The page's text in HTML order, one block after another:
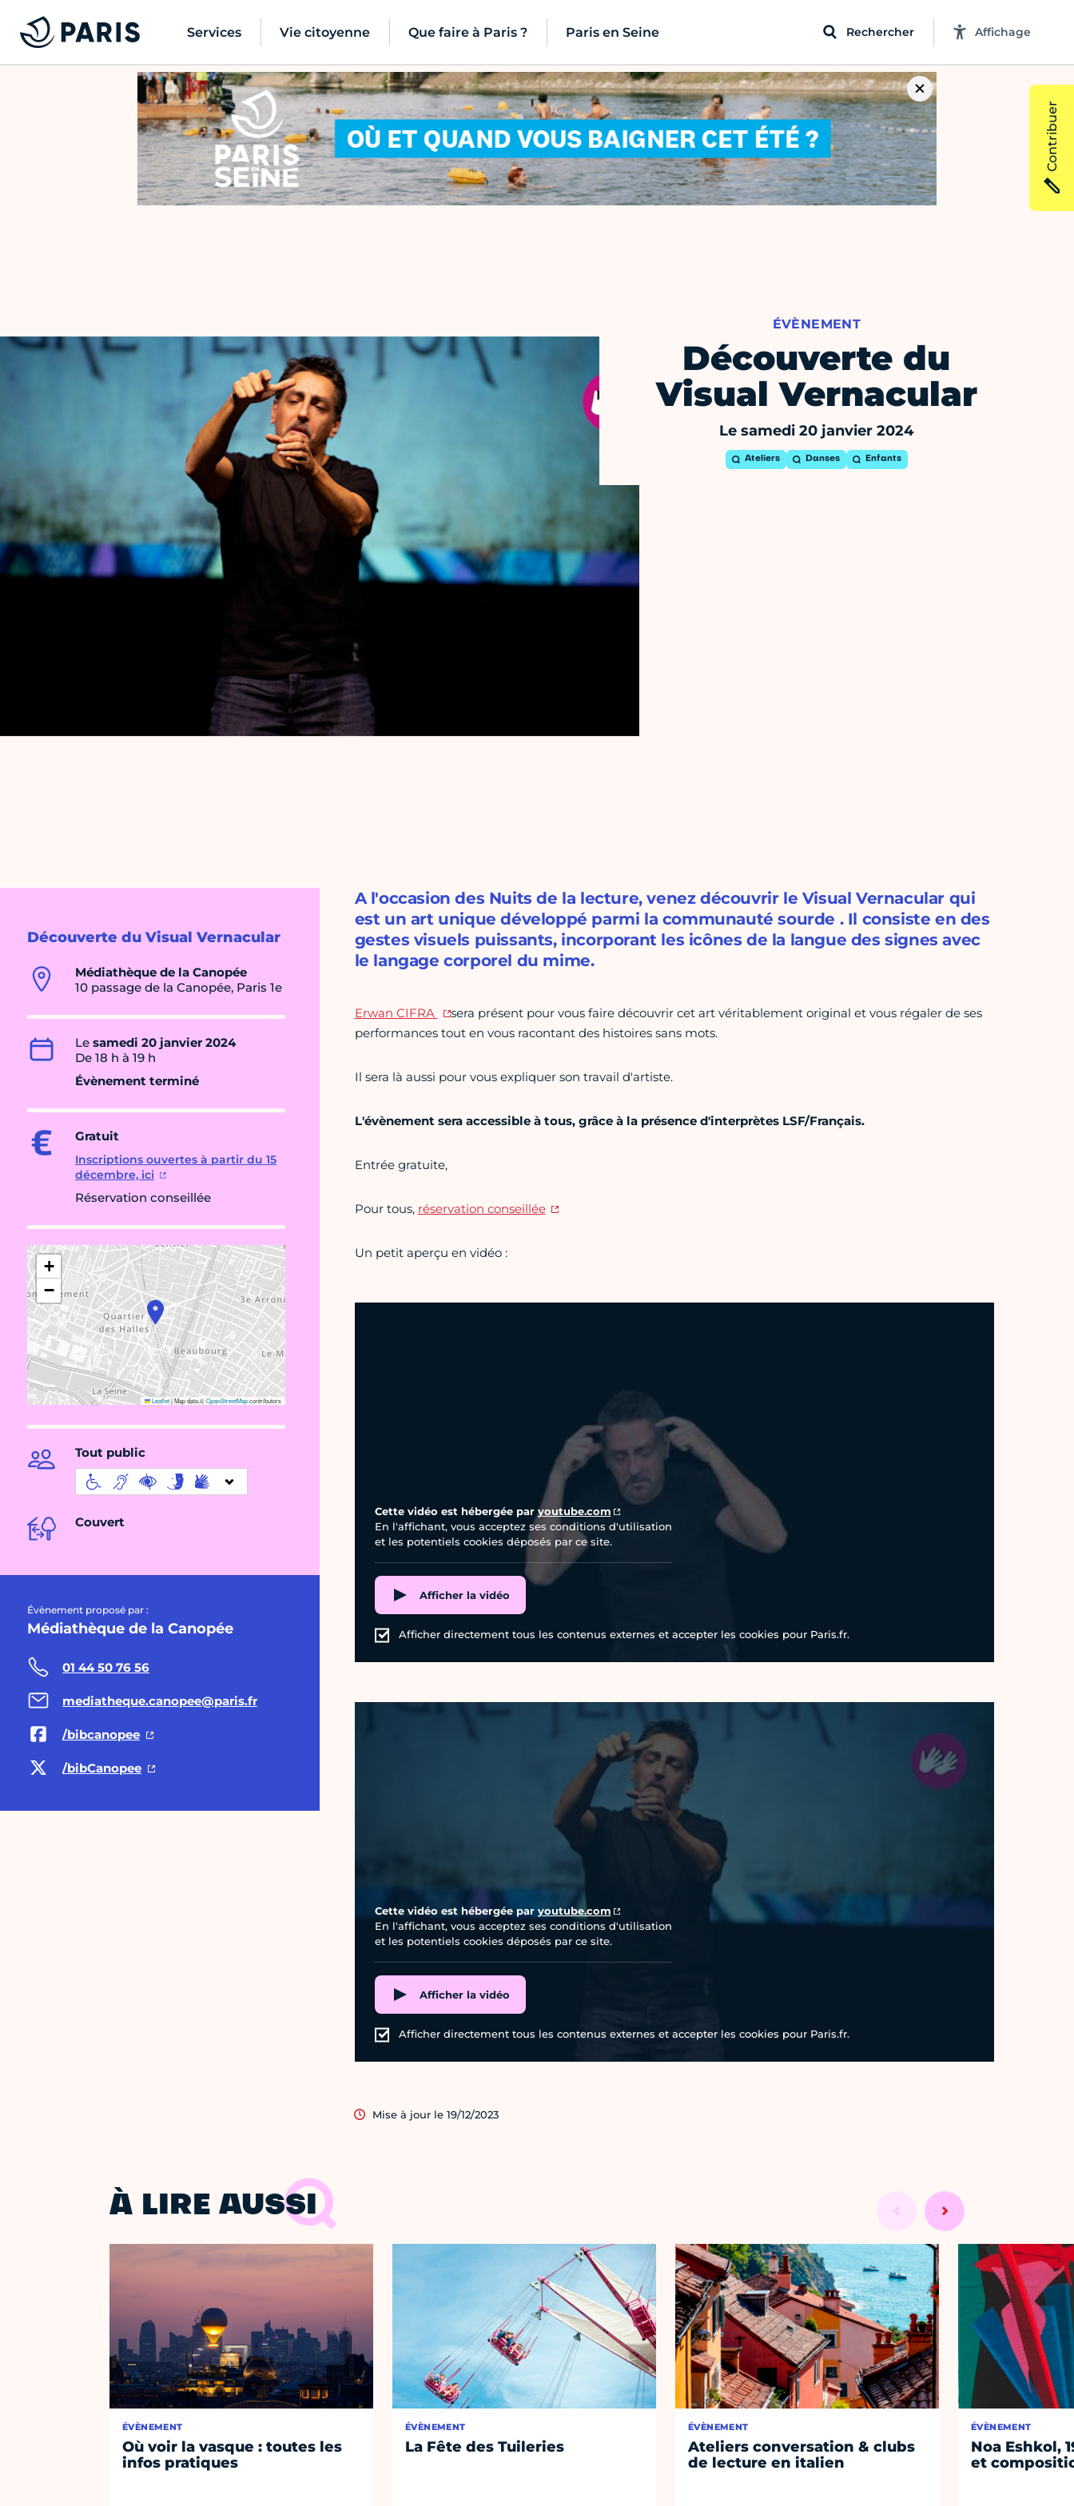
Services Vie citoyenne Que faire à Paris ? Paris en Seine Rechercher Affichage
ÉVÈNEMENT
Découverte du
Visual Vernacular
Le samedi 20 janvier 2024
Ateliers Danses Enfants
Découverte du Visual Vernacular
Médiathèque de la Canopée
10 passage de la Canopée, Paris 1e
Le samedi 20 janvier 2024
De 18 h à 19 h
Évènement terminé
Gratuit
Inscriptions ouvertes à partir du 15
décembre, ici
Réservation conseillée
+
−
Leaflet|Map data ©OpenStreetMapcontributors
Tout public
Couvert
Évènement proposé par :
Médiathèque de la Canopée
01 44 50 76 56
mediatheque.canopee@paris.fr
/bibcanopee
/bibCanopee
A l'occasion des Nuits de la lecture, venez découvrir le Visual Vernacular qui
est un art unique développé parmi la communauté sourde . Il consiste en des
gestes visuels puissants, incorporant les icônes de la langue des signes avec
le langage corporel du mime.
Erwan CIFRA
sera présent pour vous faire découvrir cet art véritablement original et vous régaler de ses
performances tout en vous racontant des histoires sans mots.
Il sera là aussi pour vous expliquer son travail d'artiste.
L'évènement sera accessible à tous, grâce à la présence d'interprètes LSF/Français.
Entrée gratuite,
Pour tous, réservation conseillée
Un petit aperçu en vidéo :
Cette vidéo est hébergée paryoutube.com
En l'affichant, vous acceptez ses conditions d'utilisation
et les potentiels cookies déposés par ce site.
Afficher la vidéo
Afficher directement tous les contenus externes et accepter les cookies pour Paris.fr.
Cette vidéo est hébergée par youtube.com
En l'affichant, vous acceptez ses conditions d'utilisation
et les potentiels cookies déposés par ce site.
Afficher la vidéo
Afficher directement tous les contenus externes et accepter les cookies pour Paris.fr.
Mise à jour le 19/12/2023
À LIRE AUSSI
ÉVÈNEMENT
Où voir la vasque : toutes les
infos pratiques
ÉVÈNEMENT
La Fête des Tuileries
ÉVÈNEMENT
Ateliers conversation & clubs
de lecture en italien
ÉVÈNEMENT
Noa Eshkol,
et
Contribuer